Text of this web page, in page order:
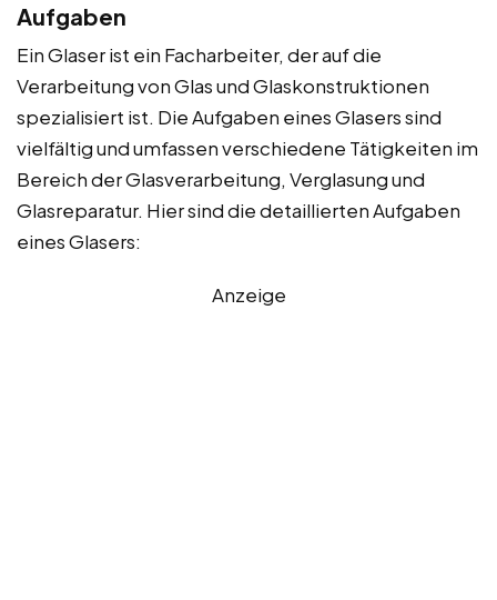
Aufgaben
Ein Glaser ist ein Facharbeiter, der auf die
Verarbeitung von Glas und Glaskonstruktionen
spezialisiert ist. Die Aufgaben eines Glasers sind
vielfältig und umfassen verschiedene Tätigkeiten im
Bereich der Glasverarbeitung, Verglasung und
Glasreparatur. Hier sind die detaillierten Aufgaben
eines Glasers:
Anzeige